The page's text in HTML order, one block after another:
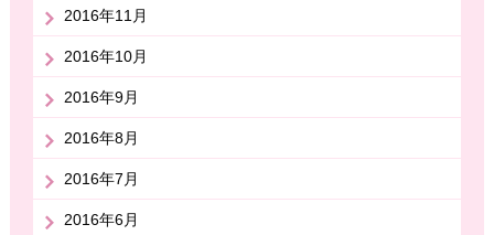
2016年11月
2016年10月
2016年9月
2016年8月
2016年7月
2016年6月